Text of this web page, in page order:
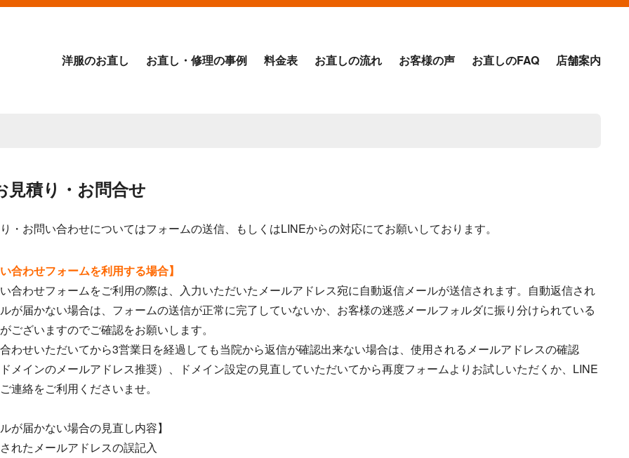
洋服のお直し お直し・修理の事例 料金表 お直しの流れ お客様の声 お直しのFAQ 店舗案内
見積り・お問合せ
・お問い合わせについてはフォームの送信、もしくはLINEからの対応にてお願いしております。
合わせフォームを利用する場合】
わせフォームをご利用の際は、入力いただいたメールアドレス宛に自動返信メールが送信されます。自動返信され
が届かない場合は、フォームの送信が正常に完了していないか、お客様の迷惑メールフォルダに振り分けられている
ございますのでご確認をお願いします。
わせいただいてから3営業日を経過しても当院から返信が確認出来ない場合は、使用されるメールアドレスの確認
メインのメールアドレス推奨）、ドメイン設定の見直していただいてから再度フォームよりお試しいただくか、LINE
連絡をご利用くださいませ。
が届かない場合の見直し内容】
れたメールアドレスの誤記入